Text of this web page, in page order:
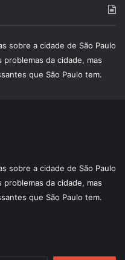
sobre a cidade de São Paulo
da cidade, mas
que São Paulo tem.
sobre a cidade de São Paulo
da cidade, mas
que São Paulo tem.